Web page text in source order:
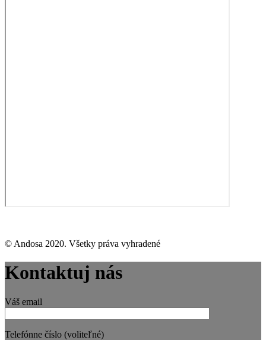
© Andosa 2020. Všetky práva vyhradené
Kontaktuj nás
Váš email
Telefónne číslo (voliteľné)